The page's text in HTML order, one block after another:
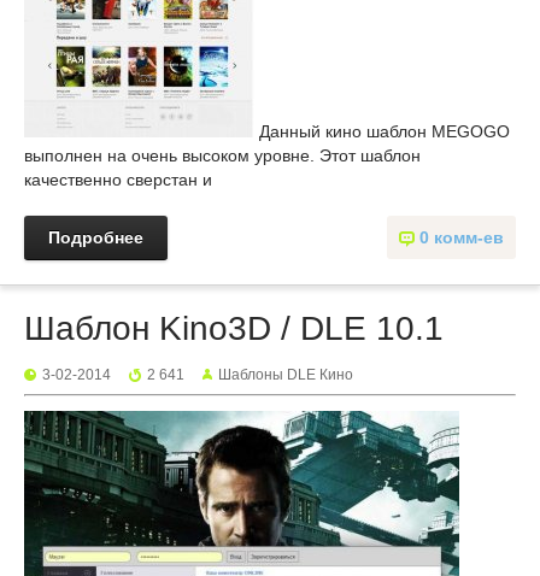
Данный кино шаблон MEGOGO
выполнен на очень высоком уровне. Этот шаблон
качественно сверстан и
0 комм-ев
Подробнее
Шаблон Kino3D / DLE 10.1
3-02-2014 2 641 Шаблоны DLE Кино